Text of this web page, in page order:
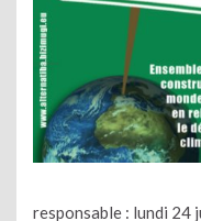
responsable : lundi 24